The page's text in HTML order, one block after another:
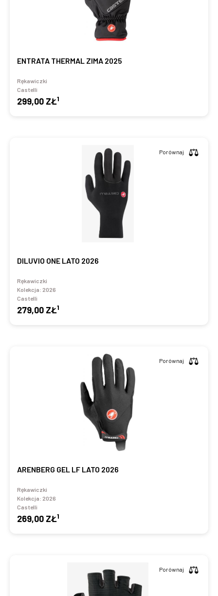
ENTRATA THERMAL ZIMA 2025
Rękawiczki
Castelli
299,00 ZŁ1
DILUVIO ONE LATO 2026
Rękawiczki
Kolekcja: 2026
Castelli
279,00 ZŁ1
Porównaj
ARENBERG GEL LF LATO 2026
Rękawiczki
Kolekcja: 2026
Castelli
269,00 ZŁ1
Porównaj
Porównaj